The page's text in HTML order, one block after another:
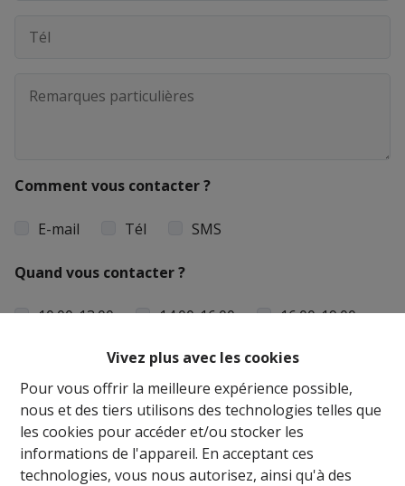
Vivez plus avec les cookies
Pour vous offrir la meilleure expérience possible,
nous et des tiers utilisons des technologies telles que
les cookies pour accéder et/ou stocker les
informations de l'appareil. En acceptant ces
technologies, vous nous autorisez, ainsi qu'à des
Comment vous contacter ?
E-mail Tél SMS
Quand vous contacter ?
10:00-13:00 14:00-16:00 16:00-19:00
Je souhaite être tenu informé des offres.
En soumettant ce formulaire, vous acceptez notre
déclaration de confidentialité
Envoyer